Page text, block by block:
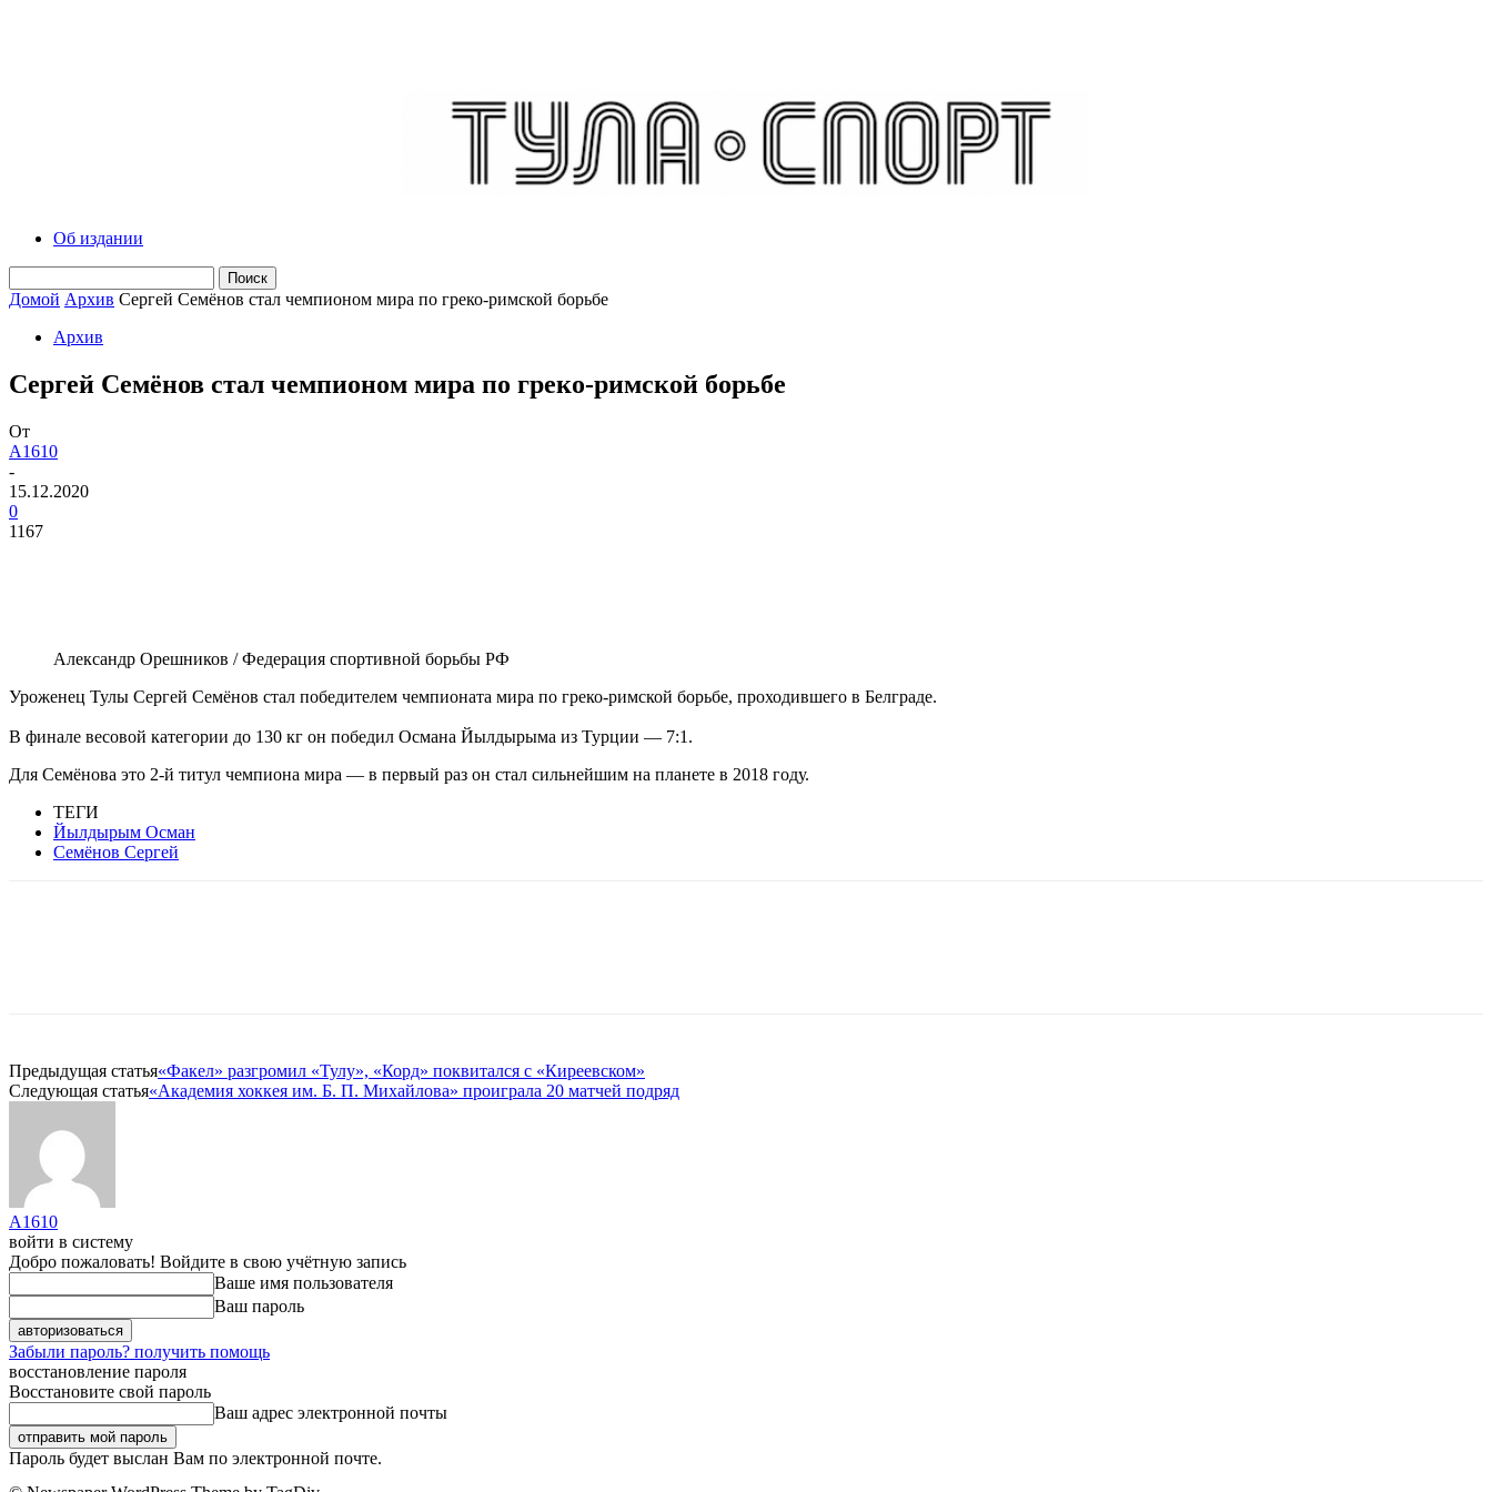
Об издании
Домой Архив Сергей Семёнов стал чемпионом мира по греко-римской борьбе
Архив
Сергей Семёнов стал чемпионом мира по греко-римской борьбе
От
A1610
-
15.12.2020
0
1167
Александр Орешников / Федерация спортивной борьбы РФ
Уроженец Тулы Сергей Семёнов стал победителем чемпионата мира по греко-римской борьбе, проходившего в Белграде.
В финале весовой категории до 130 кг он победил Османа Йылдырыма из Турции — 7:1.
Для Семёнова это 2-й титул чемпиона мира — в первый раз он стал сильнейшим на планете в 2018 году.
ТЕГИ
Йылдырым Осман
Семёнов Сергей
Предыдущая статья«Факел» разгромил «Тулу», «Корд» поквитался с «Киреевском»
Следующая статья«Академия хоккея им. Б. П. Михайлова» проиграла 20 матчей подряд
A1610
войти в систему
Добро пожаловать! Войдите в свою учётную запись
Ваше имя пользователя
Ваш пароль
Забыли пароль? получить помощь
восстановление пароля
Восстановите свой пароль
Ваш адрес электронной почты
Пароль будет выслан Вам по электронной почте.